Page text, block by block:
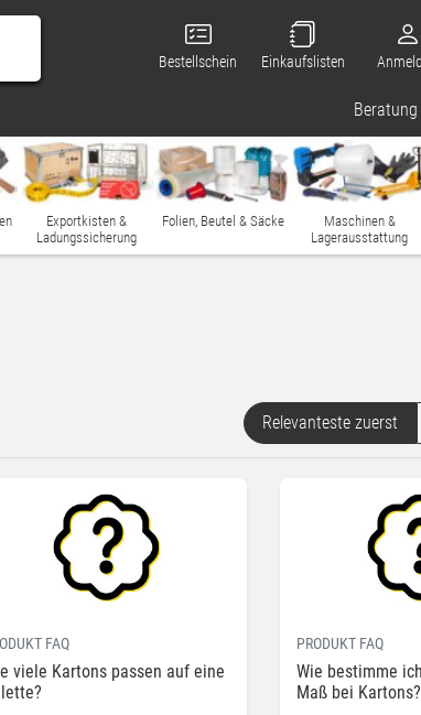
Bestellschein Einkaufslisten
Exportkisten &
Ladungssicherung
Folien, Beutel & Säcke
Maschinen &
Lagerausstattung
Relevanteste zuerst
FAQ
viele Kartons passen auf eine
PRODUKT FAQ
Wie bestimme
Maß bei Kartons?